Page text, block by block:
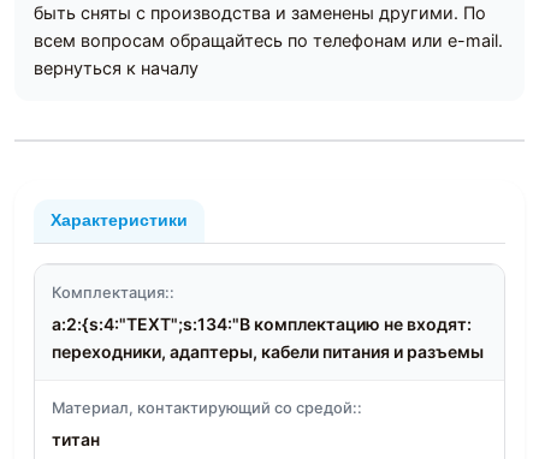
быть сняты с производства и заменены другими. По
всем вопросам обращайтесь по телефонам или e-mail.
вернуться к началу
Характеристики
Комплектация::
a:2:{s:4:"TEXT";s:134:"В комплектацию не входят:
переходники, адаптеры, кабели питания и разъемы
Материал, контактирующий со средой::
титан